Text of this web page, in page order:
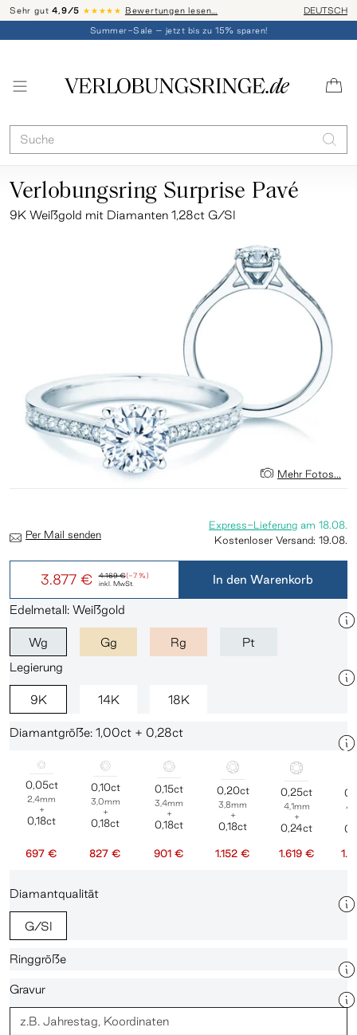
Sehr gut4,9/5 ★★★★★ Bewertungen lesen… Telefon-
DEUTSCH
Summer-Sale – jetzt bis zu 15% sparen!
Verlobungsring Surprise Pavé
9K Weißgold mit Diamanten 1,28ct G/SI
Mehr Fotos...
4.169 €(-7 %)
3.877 € inkl. MwSt.
Express-Lieferung am 18.08.
Kostenloser Versand: 19.08.
Per Mail senden
In den Warenkorb
Edelmetall: Weißgold
Wg Gg Rg
Pt
Legierung
9K 14K 18K
Diamantgröße: 1,00ct + 0,28ct
0,05ct
2,4mm
+
0,18ct
697 €
0,10ct
3,0mm
+
0,18ct
827 €
0,15ct
3,4mm
+
0,18ct
901 €
0,20ct
3,8mm
+
0,18ct
1.152 €
0,25ct
4,1mm
+
0,24ct
1.619 €
Diamantqualität
G/SI
Ringgröße
Gravur